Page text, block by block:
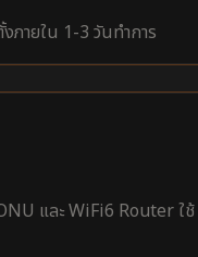
งภายใน 1-3 วันทำการ
และ WiFi6 Router ใช้